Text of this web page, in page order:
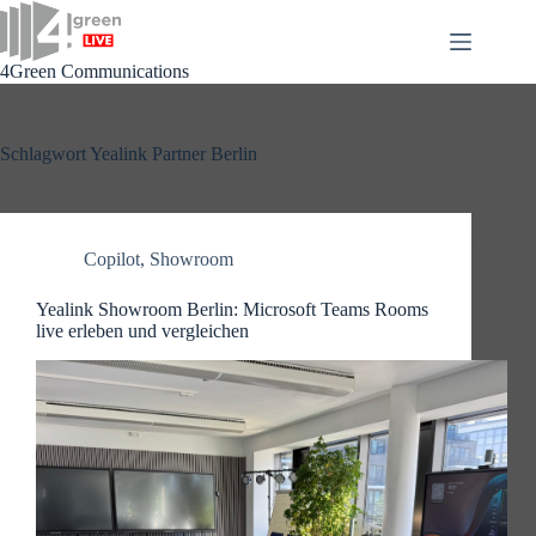
Zum
Inhalt
springen
4Green Communications
SchlagwortYealink Partner Berlin
Copilot, Showroom
Yealink Showroom Berlin: Microsoft Teams Rooms
live erleben und vergleichen